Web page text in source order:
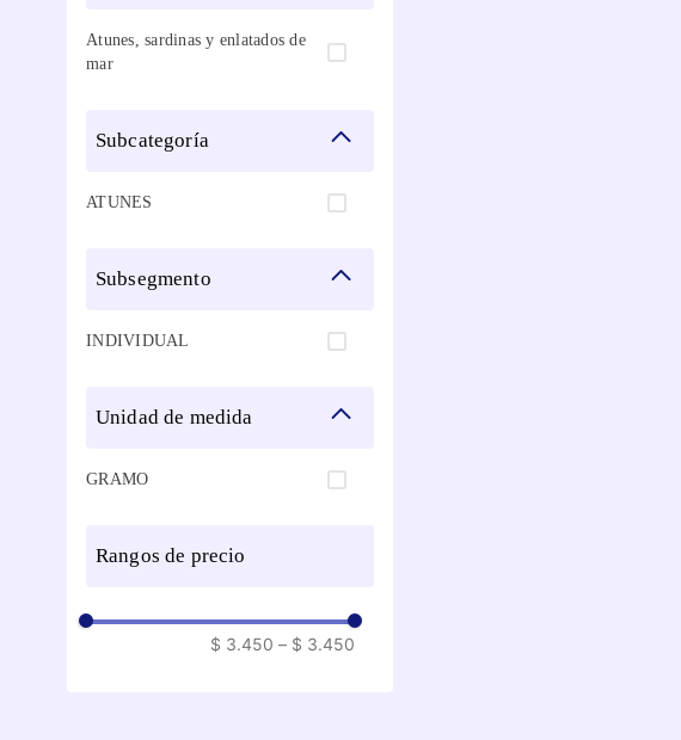
Atunes, sardinas y enlatados de
mar
subcategoría
ATUNES
subsegmento
INDIVIDUAL
unidad de medida
GRAMO
rangos de precio
$ 3.450 – $ 3.450